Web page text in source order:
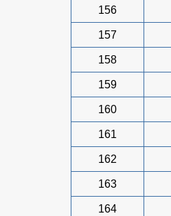
156
157
158
159
160
161
162
163
164